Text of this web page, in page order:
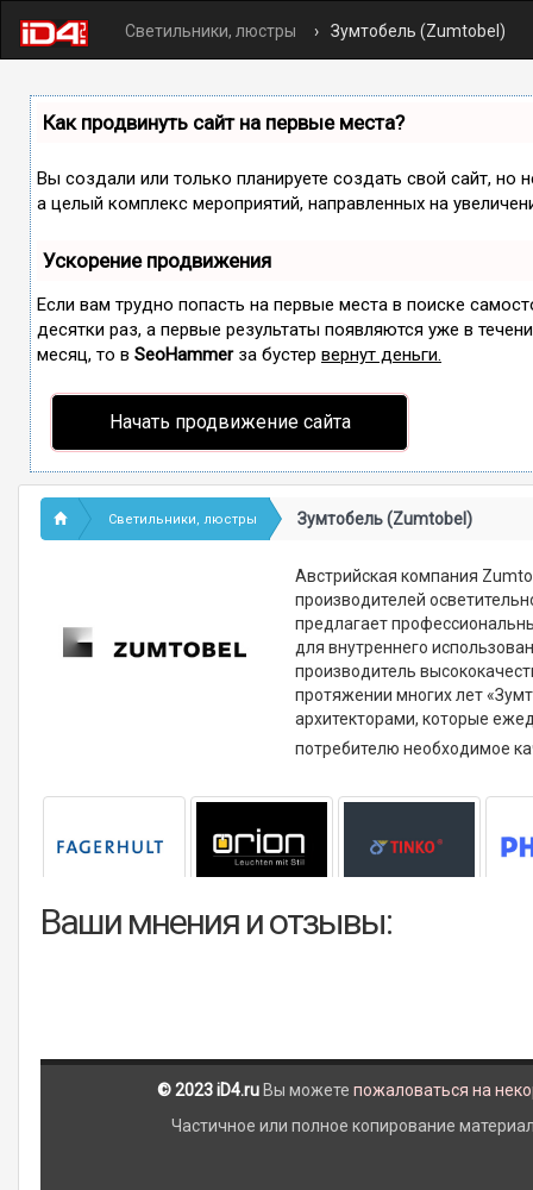
Светильники, люстры Зумтобель (Zumtobel)
Как продвинуть сайт на первые места?
Вы создали или только планируете создать свой сайт, но
а целый комплекс мероприятий, направленных на
Ускорение продвижения
Если вам трудно попасть на первые места в поиске
десятки раз, а первые результаты появляются уже в
месяц, то в SeoHammerза бустер вернут деньги.
Начать продвижение сайта
Светильники, люстры Зумтобель (Zumtobel)
Австрийская компания
производителей
предлагает
для внутреннего
производитель
протяжении многих лет
архитекторами, которые
потребителю необходимое
Ваши мнения и отзывы:
© 2023 iD4.ru Вы можете пожаловаться на
Частичное или полное копирование